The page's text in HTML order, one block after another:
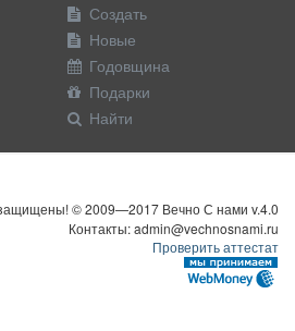
Создать
Новые
Годовщина
Подарки
Найти
© 2009—2017 Вечно С нами v.4.0
Контакты: admin@vechnosnami.ru
Проверить аттестат